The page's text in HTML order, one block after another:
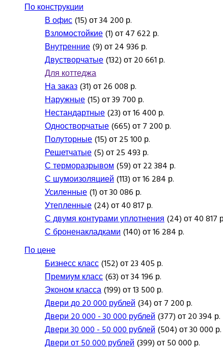
По конструкции
В офис(15) от 34 200 р.
Взломостойкие(1) от 47 622 р.
Внутренние(9) от 24 936 р.
Двустворчатые(132) от 20 661 р.
Для коттеджа
На заказ(31) от 26 008 р.
Наружные(15) от 39 700 р.
Нестандартные(23) от 16 400 р.
Одностворчатые(665) от 7 200 р.
Полуторные(15) от 25 100 р.
Решетчатые(5) от 25 493 р.
С терморазрывом(59) от 22 384 р.
С шумоизоляцией(113) от 16 284 р.
Усиленные(1) от 30 086 р.
Утепленные(24) от 40 817 р.
С двумя контурами уплотнения(24) от 40 817
С броненакладками(140) от 16 284 р.
По цене
Бизнесс класс(152) от 23 405 р.
Премиум класс(63) от 34 196 р.
Эконом класса(199) от 13 500 р.
Двери до 20 000 рублей(34) от 7 200 р.
Двери 20 000 - 30 000 рублей(377) от 20 394 р.
Двери 30 000 - 50 000 рублей(504) от 30 000 р.
Двери от 50 000 рублей(399) от 50 000 р.